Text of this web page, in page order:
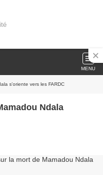
MENU
s'oriente vers les FARDC
Ndala